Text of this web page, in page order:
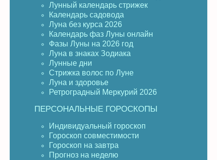
Лунный календарь стрижек
Календарь садовода
Луна без курса 2026
Календарь фаз Луны онлайн
Фазы Луны на 2026 год
Луна в знаках Зодиака
Лунные дни
Стрижка волос по Луне
Луна и здоровье
Ретроградный Меркурий 2026
ПЕРСОНАЛЬНЫЕ ГОРОСКОПЫ
Индивидуальный гороскоп
Гороскоп совместимости
Гороскоп на завтра
Прогноз на неделю